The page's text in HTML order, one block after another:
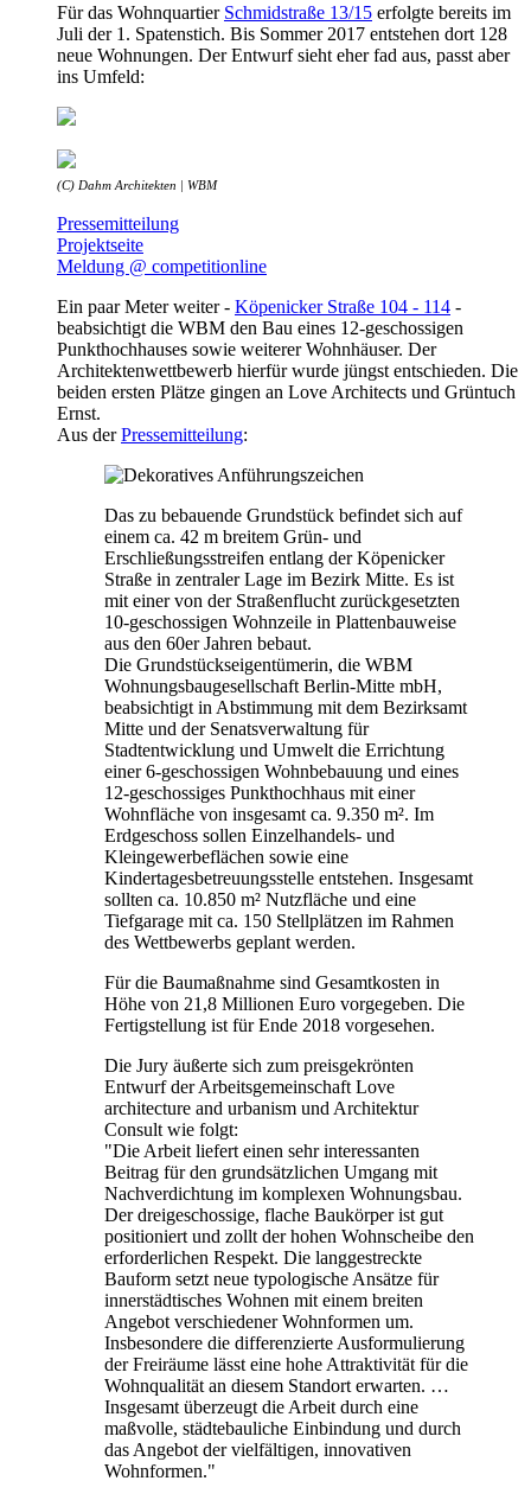
Für das Wohnquartier Schmidstraße 13/15 erfolgte bereits im
Juli der 1. Spatenstich. Bis Sommer 2017 entstehen dort 128
neue Wohnungen. Der Entwurf sieht eher fad aus, passt aber
ins Umfeld:
(C) Dahm Architekten | WBM
Pressemitteilung
Projektseite
Meldung @ competitionline
Ein paar Meter weiter - Köpenicker Straße 104 - 114 -
beabsichtigt die WBM den Bau eines 12-geschossigen
Punkthochhauses sowie weiterer Wohnhäuser. Der
Architektenwettbewerb hierfür wurde jüngst entschieden. Die
beiden ersten Plätze gingen an Love Architects und Grüntuch
Ernst.
Aus derPressemitteilung:
Das zu bebauende Grundstück befindet sich auf
einem ca. 42 m breitem Grün- und
Erschließungsstreifen entlang der Köpenicker
Straße in zentraler Lage im Bezirk Mitte. Es ist
mit einer von der Straßenflucht zurückgesetzten
10-geschossigen Wohnzeile in Plattenbauweise
aus den 60er Jahren bebaut.
Die Grundstückseigentümerin, die WBM
Wohnungsbaugesellschaft Berlin-Mitte mbH,
beabsichtigt in Abstimmung mit dem Bezirksamt
Mitte und der Senatsverwaltung für
Stadtentwicklung und Umwelt die Errichtung
einer 6-geschossigen Wohnbebauung und eines
12-geschossiges Punkthochhaus mit einer
Wohnfläche von insgesamt ca. 9.350 m². Im
Erdgeschoss sollen Einzelhandels- und
Kleingewerbeflächen sowie eine
Kindertagesbetreuungsstelle entstehen. Insgesamt
sollten ca. 10.850 m² Nutzfläche und eine
Tiefgarage mit ca. 150 Stellplätzen im Rahmen
des Wettbewerbs geplant werden.
Für die Baumaßnahme sind Gesamtkosten in
Höhe von 21,8 Millionen Euro vorgegeben. Die
Fertigstellung ist für Ende 2018 vorgesehen.
Die Jury äußerte sich zum preisgekrönten
Entwurf der Arbeitsgemeinschaft Love
architecture and urbanism und Architektur
Consult wie folgt:
"Die Arbeit liefert einen sehr interessanten
Beitrag für den grundsätzlichen Umgang mit
Nachverdichtung im komplexen Wohnungsbau.
Der dreigeschossige, flache Baukörper ist gut
positioniert und zollt der hohen Wohnscheibe den
erforderlichen Respekt. Die langgestreckte
Bauform setzt neue typologische Ansätze für
innerstädtisches Wohnen mit einem breiten
Angebot verschiedener Wohnformen um.
Insbesondere die differenzierte Ausformulierung
der Freiräume lässt eine hohe Attraktivität für die
Wohnqualität an diesem Standort erwarten. …
Insgesamt überzeugt die Arbeit durch eine
maßvolle, städtebauliche Einbindung und durch
das Angebot der vielfältigen, innovativen
Wohnformen."